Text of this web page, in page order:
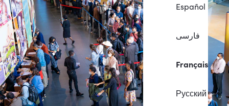
Español
فارسی
Français
Русский